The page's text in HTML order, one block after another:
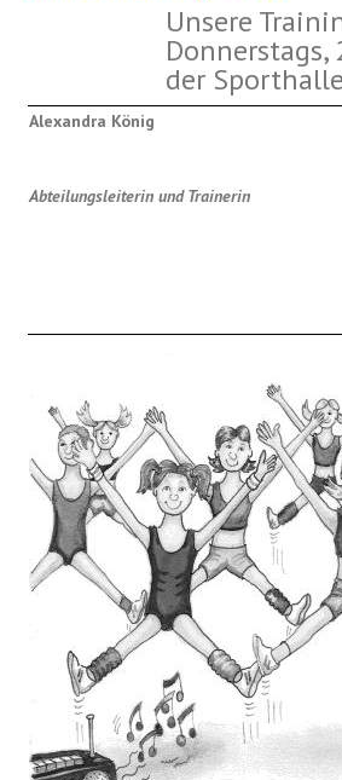
Unsere
Donnerstags,
der Sporthalle
Alexandra König
Abteilungsleiterin und Trainerin